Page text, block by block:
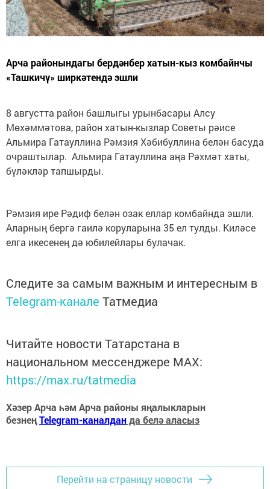
Арча районындагы бердәнбер хатын-кыз комбайнчы
«Ташкичү» ширкәтендә эшли
8 августта район башлыгы урынбасары Алсу
Мөхәммәтова, район хатын-кызлар Советы рәисе
Альмира Гатауллина Рәмзия Хәбибуллина белән басуда
очраштылар. Альмира Гатауллина аңа Рәхмәт хаты,
бүләкләр тапшырды.
Рәмзия ире Рәдиф белән озак еллар комбайнда эшли.
Аларның бергә гаилә коруларына 35 ел тулды. Киләсе
елга икесенең дә юбилейлары булачак.
Следите за самым важным и интересным в
Telegram-канале Татмедиа
Читайте новости Татарстана в
национальном мессенджере MАХ:
https://max.ru/tatmedia
Хәзер Арча һәм Арча районы яңалыкларын
безнеңTelegram-каналданда белә аласыз
Перейти на страницу новости